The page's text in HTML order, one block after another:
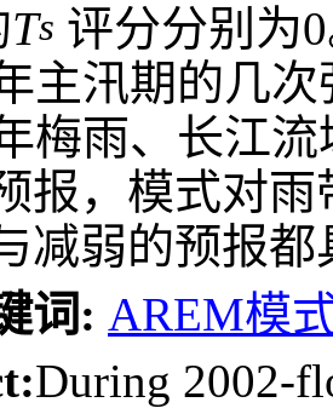
Ts 评分分别为
主汛期的几
梅雨、长江
报，模式对
减弱的预报
词: AREM模
During 2002-